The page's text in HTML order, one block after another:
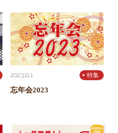
2023.11.1 特集
忘年会2023